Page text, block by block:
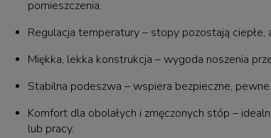
pomieszczenia.
Regulacja temperatury – stopy pozostają ciepłe,
Miękka, lekka konstrukcja – wygoda noszenia
Stabilna podeszwa – wspiera bezpieczne,
Komfort dla obolałych i zmęczonych stóp –
lub pracy.